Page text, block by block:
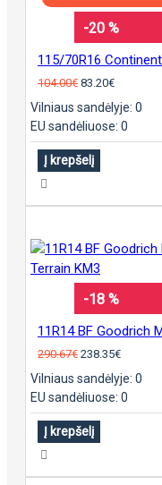
-20 %
104.00€ 83.20€
Vilniaus sandėlyje: 0
EU sandėliuose: 0
Į krepšelį
-18 %
290.67€ 238.35€
Vilniaus sandėlyje: 0
EU sandėliuose: 0
Į krepšelį